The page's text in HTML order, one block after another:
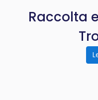
Raccolta